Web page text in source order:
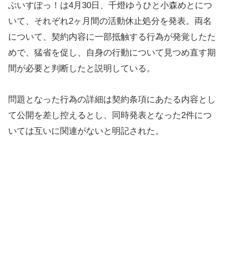
ぶいすぽっ！は4月30日、千燈ゆうひと小森めとにつ
いて、それぞれ2ヶ月間の活動休止処分を発表。両名
について、契約内容に一部抵触する行為が発覚したた
めで、猛省を促し、自身の行動について見つめ直す期
間が必要と判断したと説明している。
問題となった行為の詳細は契約条項にあたる内容とし
て公開を差し控えるとし、同時発表となった2件につ
いては互いに関連がないと明記された。